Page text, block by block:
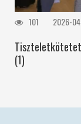
101 2026-
Tiszteletkötetet
(1)